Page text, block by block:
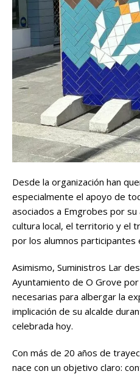
Desde la organización han
especialmente el apoyo de
asociados a Emgrobes por
cultura local, el territorio y el
por los alumnos participantes
Asimismo, Suministros Lar
Ayuntamiento de O Grove
necesarias para albergar la
implicación de su alcalde
celebrada hoy.
Con más de 20 años de
nace con un objetivo claro: